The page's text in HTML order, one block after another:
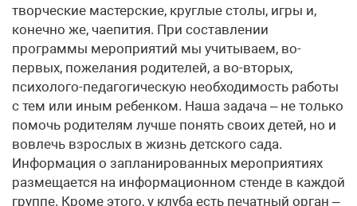
творческие мастерские, круглые столы, игры и,
конечно же, чаепития. При составлении
программы мероприятий мы учитываем, во-
первых, пожелания родителей, а во-вторых,
психолого-педагогическую необходимость работы
с тем или иным ребенком. Наша задача – не только
помочь родителям лучше понять своих детей, но и
вовлечь взрослых в жизнь детского сада.
Информация о запланированных мероприятиях
размещается на информационном стенде в каждой
группе. Кроме этого, у клуба есть печатный орган –